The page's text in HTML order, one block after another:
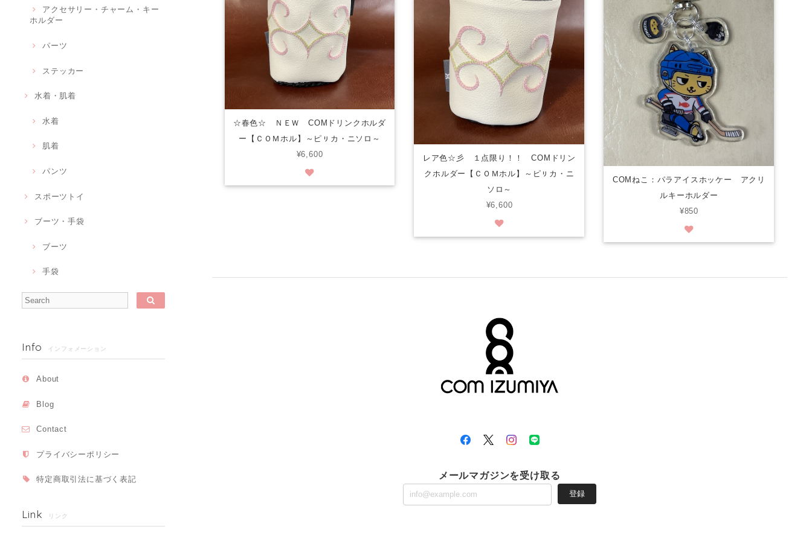
アクセサリー・チャーム・キー
ホルダー
パーツ
ステッカー
水着・肌着
水着
肌着
パンツ
スポーツトイ
ブーツ・手袋
ブーツ
手袋
Info インフォメーション
About
Blog
Contact
プライバシーポリシー
特定商取引法に基づく表記
Link リンク
☆春色☆ ＮＥＷ COMドリンクホルダ
ー【ＣＯＭホル】～ピㇼカ・ニソロ～
¥6,600
レア色☆彡 １点限り！！ COMドリン
クホルダー【ＣＯＭホル】～ピㇼカ・ニ
ソロ～
¥6,600
COMねこ：パラアイスホッケー アクリ
ルキーホルダー
¥850
メールマガジンを受け取る
登録